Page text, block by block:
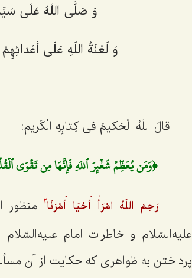
وَ صَلَّی اللَهُ عَلَی
وَ لَعْنَةُ اللَهِ عَلَی
قالَ اللَهُ الْحَکیمُ فی کِتابِهِ الْکَریم:
﴿وَمَن يُعَظِّمۡ شَعٰٓئِرَ ٱللَهِ فَإِنَّهَا مِن تَقۡوَى
رَحِمَ اللَهُ امْرَأً أَحْیَا أَمْرَنَا2
منظور
علیه‌السّلام و خاطرات امام
پرداختن به ظواهری که حکایت از آن